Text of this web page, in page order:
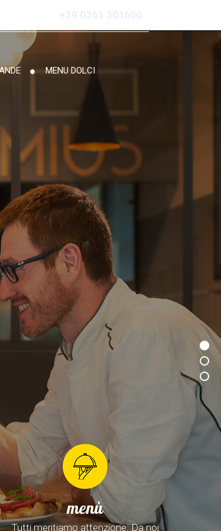
+39 0363 301600
MENU DOLCI
menù
Tutti meritiamo attenzione. Da noi